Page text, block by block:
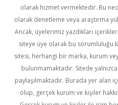
olarak hizmet vermektedir. Bu
olarak denetleme veya araştırma
Ancak, üyelerimiz yazdıkları
siteye üye olarak bu sorumluluğu
sitesi, herhangi bir marka, kurum
bulunmamaktadır. Sitede
paylaşılmaktadır. Burada yer alan
olup, gerçek kurum ve kişiler